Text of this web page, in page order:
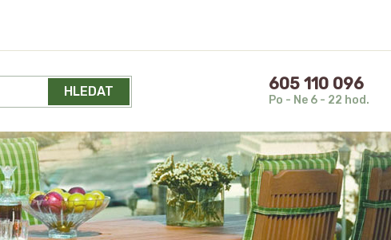
HLEDAT 605 110 096
Po - Ne 6 - 22 hod.